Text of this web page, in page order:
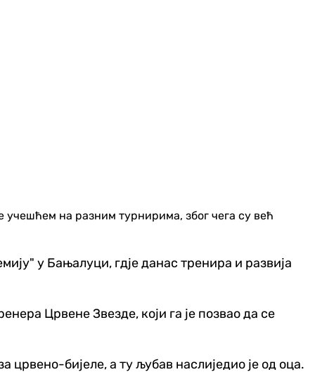
на разним турнирима, због чега су већ
у Бањалуци, гд‌је данас тренира и развија
Црвене Звезде, који га је позвао да се
црвено-бијеле, а ту љубав наслиједио је од оца.